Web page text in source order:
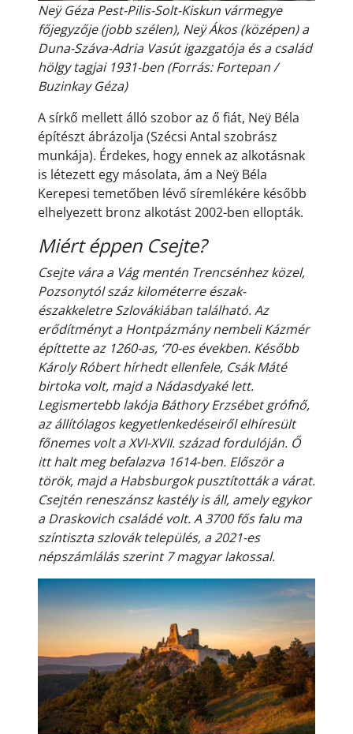
Neÿ Géza Pest-Pilis-Solt-Kiskun vármegye
főjegyzője (jobb szélen), Neÿ Ákos (középen) a
Duna-Száva-Adria Vasút igazgatója és a család
hölgy tagjai 1931-ben (Forrás: Fortepan /
Buzinkay Géza)
A sírkő mellett álló szobor az ő fiát, Neÿ Béla
építészt ábrázolja (Szécsi Antal szobrász
munkája). Érdekes, hogy ennek az alkotásnak
is létezett egy másolata, ám a Neÿ Béla
Kerepesi temetőben lévő síremlékére később
elhelyezett bronz alkotást 2002-ben ellopták.
Miért éppen Csejte?
Csejte vára a Vág mentén Trencsénhez közel,
Pozsonytól száz kilométerre észak-
északkeletre Szlovákiában található. Az
erődítményt a Hontpázmány nembeli Kázmér
építtette az 1260-as, ‘70-es években. Később
Károly Róbert hírhedt ellenfele, Csák Máté
birtoka volt, majd a Nádasdyaké lett.
Legismertebb lakója Báthory Erzsébet grófnő,
az állítólagos kegyetlenkedéseiről elhíresült
főnemes volt a XVI-XVII. század fordulóján. Ő
itt halt meg befalazva 1614-ben. Először a
török, majd a Habsburgok pusztították a várat.
Csejtén reneszánsz kastély is áll, amely egykor
a Draskovich családé volt. A 3700 fős falu ma
színtiszta szlovák település, a 2021-es
népszámlálás szerint 7 magyar lakossal.